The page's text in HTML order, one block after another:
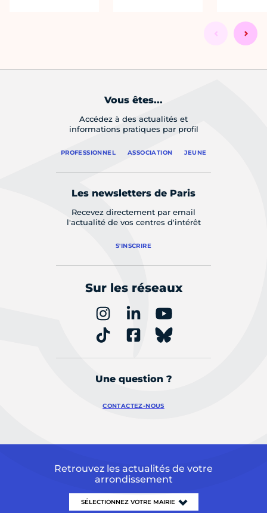
Vous êtes...
Accédez à des actualités et
informations pratiques par profil
PROFESSIONNEL ASSOCIATION JEUNE
Les newsletters de Paris
Recevez directement par email
l'actualité de vos centres d'intérêt
S'INSCRIRE
Sur les réseaux
Une question ?
CONTACTEZ-NOUS
Retrouvez les actualités de votre
arrondissement